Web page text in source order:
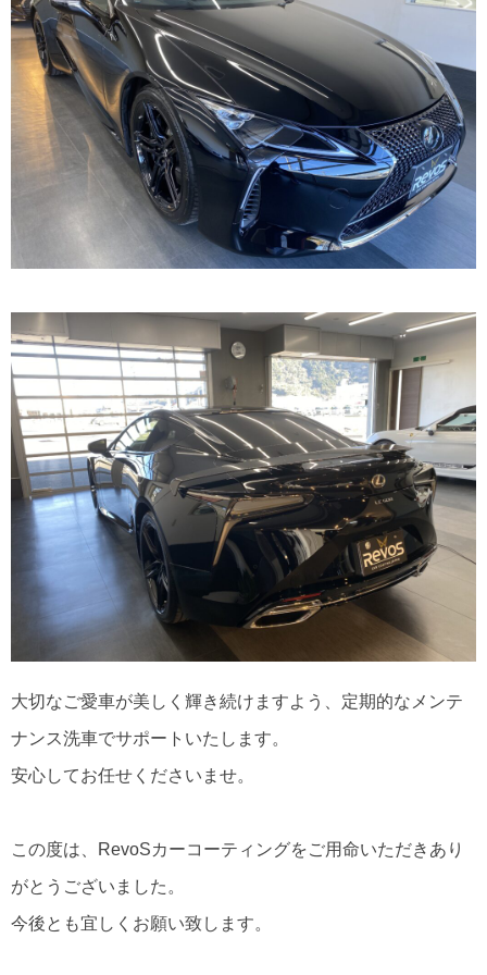
大切なご愛車が美しく輝き続けますよう、定期的なメンテ
ナンス洗車でサポートいたします。
安心してお任せくださいませ。
この度は、RevoSカーコーティングをご用命いただきあり
がとうございました。
今後とも宜しくお願い致します。